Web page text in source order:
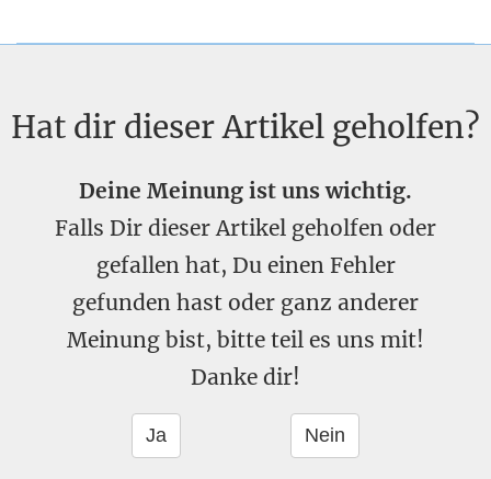
Hat dir dieser Artikel geholfen?
Deine Meinung ist uns wichtig.
Falls Dir dieser Artikel geholfen oder
gefallen hat, Du einen Fehler
gefunden hast oder ganz anderer
Meinung bist, bitte teil es uns mit!
Danke dir!